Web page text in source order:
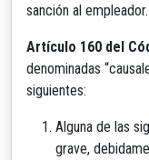
sanción al empleador.
Artículo 160 del
denominadas
siguientes:
Alguna de las
grave,